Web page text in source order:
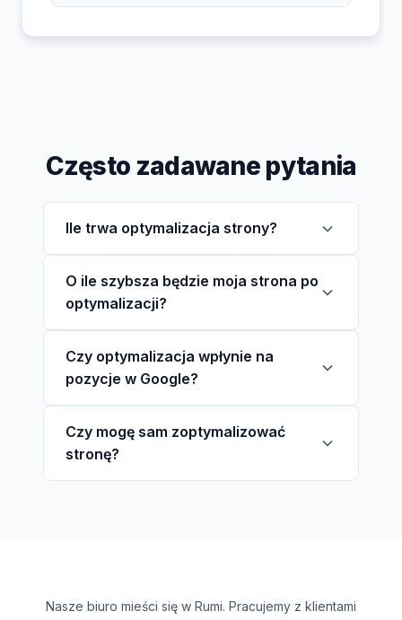
Często zadawane pytania
Ile trwa optymalizacja strony?
O ile szybsza będzie moja strona po
optymalizacji?
Czy optymalizacja wpłynie na
pozycje w Google?
Czy mogę sam zoptymalizować
stronę?
Nasze biuro mieści się w Rumi. Pracujemy z klientami